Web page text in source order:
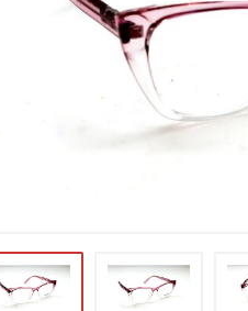
Футляры и мешки (1412)
Красота и здоровье (353)
Атрибуты для оптики (59)